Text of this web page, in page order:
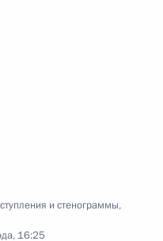
и стенограммы,
16:25